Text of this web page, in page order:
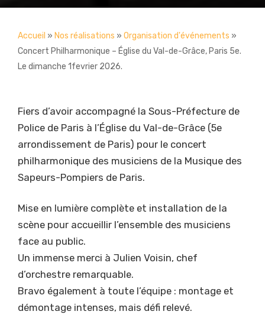
Accueil » Nos réalisations » Organisation d'événements »
Concert Philharmonique – Église du Val-de-Grâce, Paris 5e.
Le dimanche 1fevrier 2026.
Fiers d’avoir accompagné la Sous-Préfecture de
Police de Paris à l’Église du Val-de-Grâce (5e
arrondissement de Paris) pour le concert
philharmonique des musiciens de la Musique des
Sapeurs-Pompiers de Paris.
Mise en lumière complète et installation de la
scène pour accueillir l’ensemble des musiciens
face au public.
Un immense merci à Julien Voisin, chef
d’orchestre remarquable.
Bravo également à toute l’équipe : montage et
démontage intenses, mais défi relevé.